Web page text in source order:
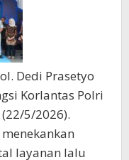
Dedi Prasetyo
Korlantas Polri
5/2026).
layanan lalu